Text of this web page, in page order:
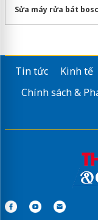
Sửa máy rửa bát
Tin tức Kinh tế
Chính sách &